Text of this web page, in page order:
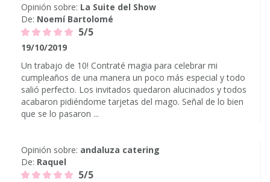
Opinión sobre: La Suite del Show
De: Noemí Bartolomé
5/5
19/10/2019
Un trabajo de 10! Contraté magia para celebrar mi
cumpleaños de una manera un poco más especial y todo
salió perfecto. Los invitados quedaron alucinados y todos
acabaron pidiéndome tarjetas del mago. Señal de lo bien
que se lo pasaron ...
Opinión sobre: andaluza catering
De: Raquel
5/5